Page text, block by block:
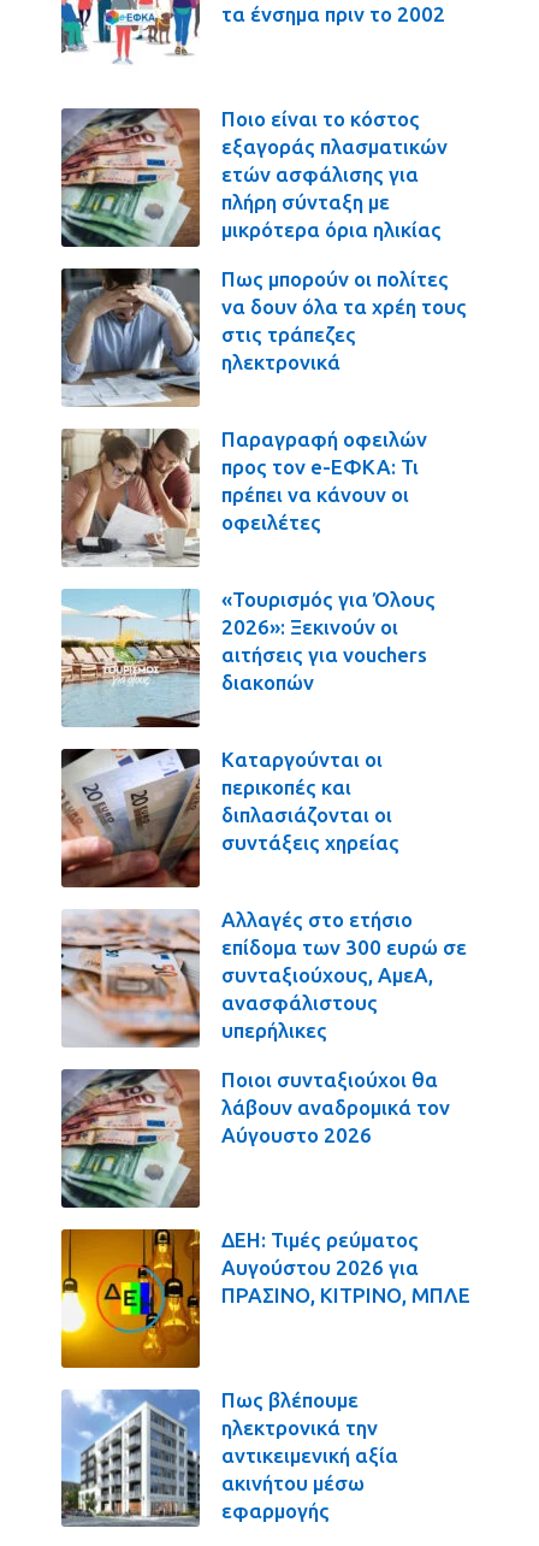
τα ένσημα πριν το 2002
Ποιο είναι το κόστος
εξαγοράς πλασματικών
ετών ασφάλισης για
πλήρη σύνταξη με
μικρότερα όρια ηλικίας
Πως μπορούν οι πολίτες
να δουν όλα τα χρέη τους
στις τράπεζες
ηλεκτρονικά
Παραγραφή οφειλών
προς τον e-ΕΦΚΑ: Τι
πρέπει να κάνουν οι
οφειλέτες
«Τουρισμός για Όλους
2026»: Ξεκινούν οι
αιτήσεις για vouchers
διακοπών
Καταργούνται οι
περικοπές και
διπλασιάζονται οι
συντάξεις χηρείας
Αλλαγές στο ετήσιο
επίδομα των 300 ευρώ σε
συνταξιούχους, ΑμεΑ,
ανασφάλιστους
υπερήλικες
Ποιοι συνταξιούχοι θα
λάβουν αναδρομικά τον
Αύγουστο 2026
ΔΕΗ: Τιμές ρεύματος
Αυγούστου 2026 για
ΠΡΑΣΙΝΟ, ΚΙΤΡΙΝΟ, ΜΠΛΕ
Πως βλέπουμε
ηλεκτρονικά την
αντικειμενική αξία
ακινήτου μέσω
εφαρμογής